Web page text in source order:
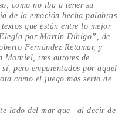
cómo no iba a tener su
de la emoción hecha palabras.
que están entre lo mejor
por Martín Dihigo”, de
Fernández Retamar, y
Montiel, tres autores de
pero emparentados por aquel
como el juego más serio de
lado del mar que –al decir de